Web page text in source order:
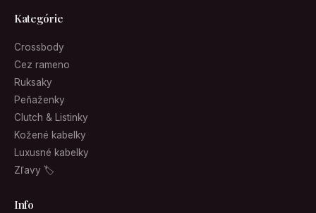
Kategórie
Crossbody
Cez rameno
Ruksaky
Peňaženky
Clutch & Listinky
Kožené kabelky
Luxusné kabelky
Zľavy 🏷
Info